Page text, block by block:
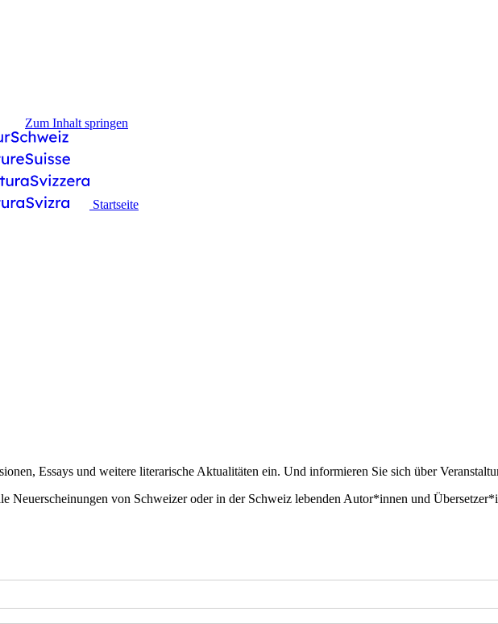
Zum Inhalt springen
Startseite
Essays und weitere literarische Aktualitäten ein. Und informieren Sie sich über
Neuerscheinungen von Schweizer oder in der Schweiz lebenden Autor*innen und